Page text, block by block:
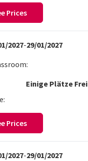
Prices
2027-29/01/2027
Einige Plätze Frei
Prices
2027-29/01/2027